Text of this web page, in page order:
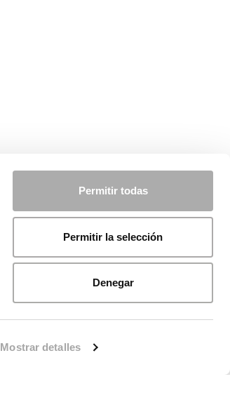
Mostrar detalles
Permitir todas
Permitir la selección
Denegar